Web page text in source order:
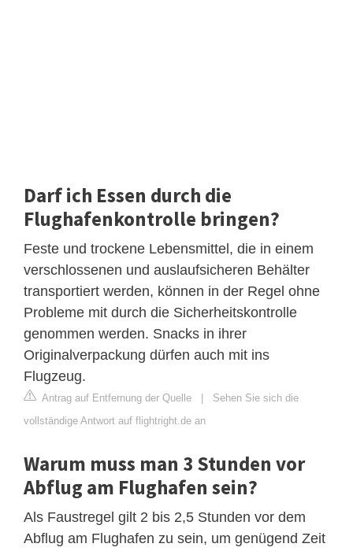
Darf ich Essen durch die
Flughafenkontrolle bringen?
Feste und trockene Lebensmittel, die in einem
verschlossenen und auslaufsicheren Behälter
transportiert werden, können in der Regel ohne
Probleme mit durch die Sicherheitskontrolle
genommen werden. Snacks in ihrer
Originalverpackung dürfen auch mit ins
Flugzeug.
Antrag auf Entfernung der Quelle | Sehen Sie sich die
vollständige Antwort auf flightright.de an
Warum muss man 3 Stunden vor
Abflug am Flughafen sein?
Als Faustregel gilt 2 bis 2,5 Stunden vor dem
Abflug am Flughafen zu sein, um genügend Zeit